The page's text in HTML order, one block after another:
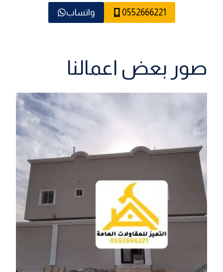
0552666221 واتساب
صور بعض اعمالنا